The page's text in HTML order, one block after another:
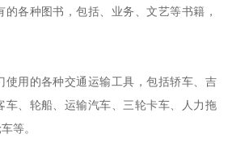
的各种图书，包括、业务、文艺等书籍，
使用的各种交通运输工具，包括轿车、吉
车、轮船、运输汽车、三轮卡车、人力拖
等。